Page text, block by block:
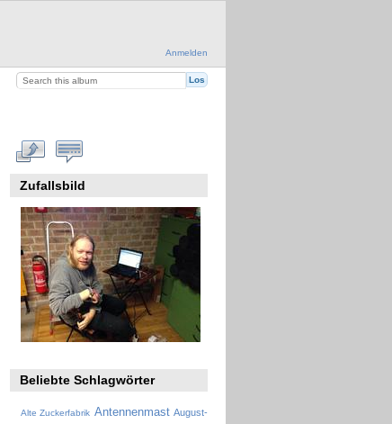
Anmelden
Zufallsbild
Beliebte Schlagwörter
Alte Zuckerfabrik Antennenmast August-